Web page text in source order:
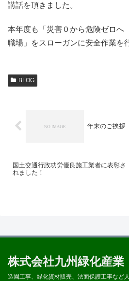
講話を頂きました。
本年度も「災害０から危険ゼロ
職場」をスローガンに安全作業を
BLOG
年末のご挨拶
国土交通行政功労優良施工業者に表彰さ
れました！
株式会社九州緑化産業
造園工事、緑化資材販売、法面保護工事など